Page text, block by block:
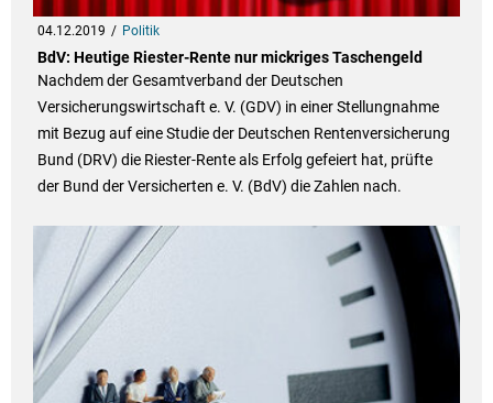
04.12.2019 Politik
BdV: Heutige Riester-Rente nur mickriges Taschengeld
Nachdem der Gesamtverband der Deutschen
Versicherungswirtschaft e. V. (GDV) in einer Stellungnahme
mit Bezug auf eine Studie der Deutschen Rentenversicherung
Bund (DRV) die Riester-Rente als Erfolg gefeiert hat, prüfte
der Bund der Versicherten e. V. (BdV) die Zahlen nach.